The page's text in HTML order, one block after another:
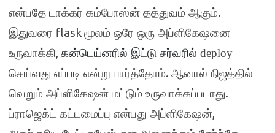
என்பதே டாக்கர் கம்போஸ்ன் தத்துவம் ஆகும்.
இதுவரை flaskமூலம் ஒரே ஒரு அப்ளிகேஷனை
உருவாக்கி, கன்டெய்னரில் இட்டு சர்வரில் deploy
செய்வது எப்படி என்று பார்த்தோம். ஆனால் நிஜத்தில்
வெறும் அப்ளிகேஷன் மட்டும் உருவாக்கப்படாது.
ப்ராஜெக்ட் கட்டமைப்பு என்பது அப்ளிகேஷன்,